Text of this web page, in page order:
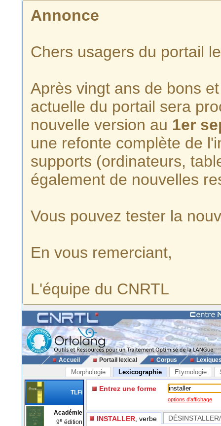
Annonce
Chers usagers du portail
Après vingt ans de bons
actuelle du portail sera
nouvelle version au 1er
une refonte complète de
supports (ordinateurs,
également de nouvelles
Vous pouvez tester la
En vous remerciant,
L'équipe du CNRTL
Accueil Portail lexical Corpus
Morphologie Lexicographie Etymologie
TLFi
Académie
9e édition
Entrez une forme
options d'affichage
INSTALLER , verbe